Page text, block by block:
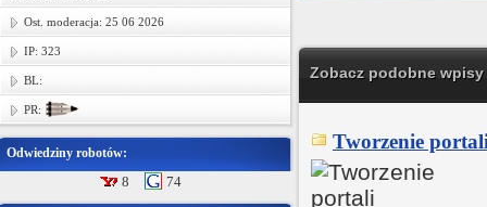
Ost. moderacja: 25 06 2026
IP: 323
BL:
PR:
Odwiedziny robotów:
8 74
Zobacz podobne
Tworzenie